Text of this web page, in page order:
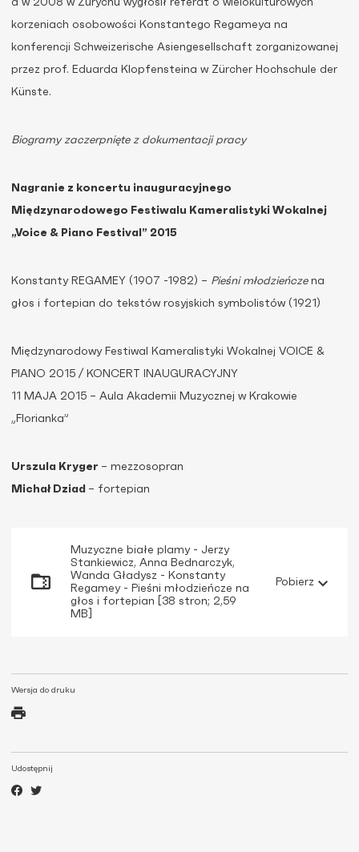
Wersja do druku
Udostępnij
a w 2008 w Zurychu wygłosił referat o wielokulturowych
korzeniach osobowości Konstantego Regameya na
konferencji Schweizerische Asiengesellschaft zorganizowanej
przez prof. Eduarda Klopfensteina w Zürcher Hochschule der
Künste.
Biogramy zaczerpnięte z dokumentacji pracy
Nagranie z koncertu inauguracyjnego
Międzynarodowego Festiwalu Kameralistyki Wokalnej
„Voice & Piano Festival” 2015
Konstanty REGAMEY (1907 -1982) – Pieśni młodzieńczena
głos i fortepian do tekstów rosyjskich symbolistów (1921)
Międzynarodowy Festiwal Kameralistyki Wokalnej VOICE &
PIANO 2015 / KONCERT INAUGURACYJNY
11 MAJA 2015 – Aula Akademii Muzycznej w Krakowie
„Florianka”
Urszula Kryger – mezzosopran
Michał Dziad – fortepian
Muzyczne białe plamy - Jerzy
Stankiewicz, Anna Bednarczyk,
Wanda Gładysz - Konstanty
Regamey - Pieśni młodzieńcze na
głos i fortepian [38 stron; 2,59
MB]
Pobierz